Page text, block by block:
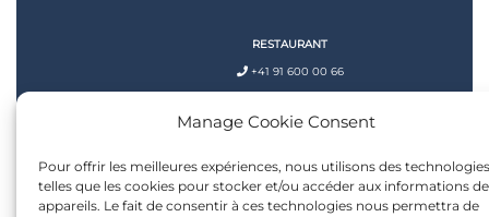
Manage Cookie Consent
Pour offrir les meilleures expériences, nous utilisons des technologies
telles que les cookies pour stocker et/ou accéder aux informations
appareils. Le fait de consentir à ces technologies nous permettra de
RESTAURANT
+41 91 600 00 66